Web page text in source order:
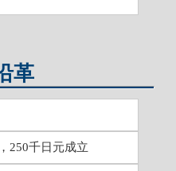
革
250千日元成立